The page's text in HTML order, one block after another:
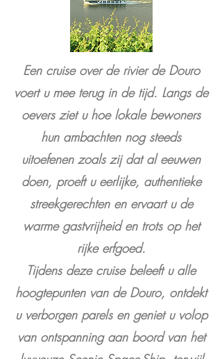
Een cruise over de rivier de Douro
voert u mee terug in de tijd. Langs de
oevers ziet u hoe lokale bewoners
hun ambachten nog steeds
uitoefenen zoals zij dat al eeuwen
doen, proeft u eerlijke, authentieke
streekgerechten en ervaart u de
warme gastvrijheid en trots op het
rijke erfgoed.
Tijdens deze cruise beleeft u alle
hoogtepunten van de Douro, ontdekt
u verborgen parels en geniet u volop
van ontspanning aan boord van het